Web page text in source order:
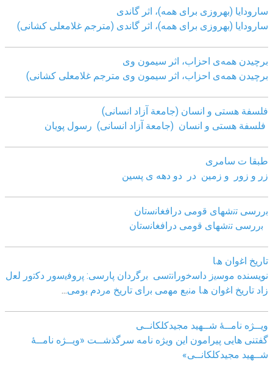
سارودایا (بهروزی برای همه)، اثر گاندی
سارودایا (بهروزی برای همه)، اثر گاندی (مترجم غلامعلی کشانی)
برچیدن همه‌ی احزاب، اثر سیمون وی
برچیدن همه‌ی احزاب، اثر سیمون وی مترجم غلامعلی کشانی)
فلسفة هستی و انسان (جامعة آزاد انسانی)
فلسفة هستی و انسان (جامعة آزاد انسانی) رسول پویان
طبقا ت سامری
زر و زور و زمین در دو دهه ی پسین
ﺑررﺳﯽ ﺗﻧﺷﮭﺎی ﻗوﻣﯽ دراﻓﻐﺎﻧﺳﺗﺎن
ﺑررﺳﯽ ﺗﻧﺷﮭﺎی ﻗوﻣﯽ دراﻓﻐﺎﻧﺳﺗﺎن
ﺗﺎرﯾﺦ اﻏوان ھﺎ
نویسنده ﻣوﺳﯾز داﺳﺧوراﻧﺗﺳﯽ ﺑرﮔردان ﭘﺎرﺳﯽ: ﭘروﻓﯾﺳور دﮐﺗور ﻟﻌل
زاد ﺗﺎرﯾﺦ اﻏوان ھﺎ ﻣﻧﺑﻊ ﻣﮭﻣﯽ ﺑرای ﺗﺎرﯾﺦ ﻣردم ﺑوﻣﯽ
ویــژه نامــۀ شــهید مجیدکلکانــی
گفتنی هایی پیرامون این ویژه نامه سرگذشــت «ویــژه نامــۀ
شــهید مجیدکلکانــی»